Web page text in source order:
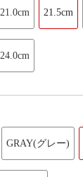
21.0cm 21.5cm
24.0cm
GRAY(グレー)